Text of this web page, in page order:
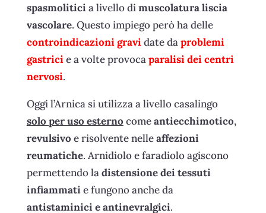
spasmoliticia livello dimuscolatura liscia
vascolare. Questo impiego però ha delle
controindicazioni gravidate daproblemi
gastricie a volte provocaparalisi dei centri
nervosi.
Oggi l’Arnica si utilizza a livello casalingo
solo per uso esterno comeantiecchimotico,
revulsivo e risolvente nelleaffezioni
reumatiche. Arnidiolo e faradiolo agiscono
permettendo ladistensione dei tessuti
infiammatie fungono anche da
antistaminici e antinevralgici.